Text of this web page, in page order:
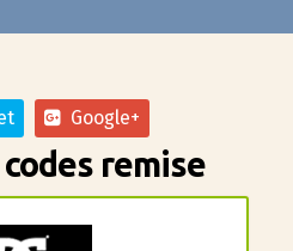
Google+
remise